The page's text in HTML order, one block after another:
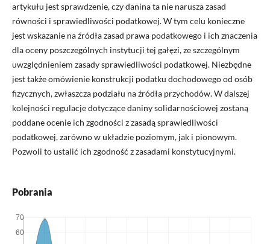
artykułu jest sprawdzenie, czy danina ta nie narusza zasad
równości i sprawiedliwości podatkowej. W tym celu konieczne
jest wskazanie na źródła zasad prawa podatkowego i ich znaczenia
dla oceny poszczególnych instytucji tej gałęzi, ze szczególnym
uwzględnieniem zasady sprawiedliwości podatkowej. Niezbędne
jest także omówienie konstrukcji podatku dochodowego od osób
fizycznych, zwłaszcza podziału na źródła przychodów. W dalszej
kolejności regulacje dotyczące daniny solidarnościowej zostaną
poddane ocenie ich zgodności z zasadą sprawiedliwości
podatkowej, zarówno w układzie poziomym, jak i pionowym.
Pozwoli to ustalić ich zgodność z zasadami konstytucyjnymi.
Pobrania